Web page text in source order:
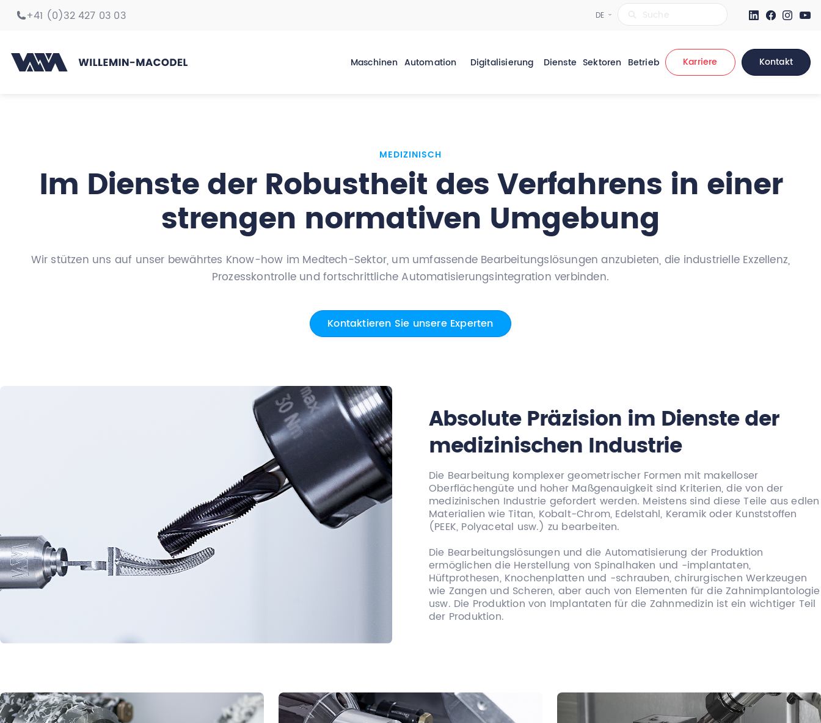
+41 (0)32 427 03 03
Maschinen Automation Digitalisierung Dienste Sektoren Betrieb Karriere Kontakt
MEDIZINISCH
Im Dienste der Robustheit des Verfahrens in einer
strengen normativen Umgebung
Wir stützen uns auf unser bewährtes Know-how im Medtech-Sektor, um umfassende Bearbeitungslösungen anzubieten, die industrielle Exzellenz,
Prozesskontrolle und fortschrittliche Automatisierungsintegration verbinden.
Kontaktieren Sie unsere Experten
Absolute Präzision im Dienste der
medizinischen Industrie
Die Bearbeitung komplexer geometrischer Formen mit makelloser
Oberflächengüte und hoher Maßgenauigkeit sind Kriterien, die von der
medizinischen Industrie gefordert werden. Meistens sind diese Teile aus edlen
Materialien wie Titan, Kobalt-Chrom, Edelstahl, Keramik oder Kunststoffen
(PEEK, Polyacetal usw.) zu bearbeiten.
Die Bearbeitungslösungen und die Automatisierung der Produktion
ermöglichen die Herstellung von Spinalhaken und -implantaten,
Hüftprothesen, Knochenplatten und -schrauben, chirurgischen Werkzeugen
wie Zangen und Scheren, aber auch von Elementen für die Zahnimplantologie
usw. Die Produktion von Implantaten für die Zahnmedizin ist ein wichtiger Teil
der Produktion.